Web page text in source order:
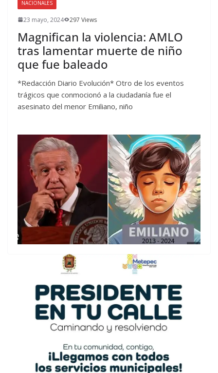
NACIONALES
23 mayo, 2024 297 Views
Magnifican la violencia: AMLO
tras lamentar muerte de niño
que fue baleado
*Redacción Diario Evolución* Otro de los eventos
trágicos que conmocionó a la ciudadanía fue el
asesinato del menor Emiliano, niño